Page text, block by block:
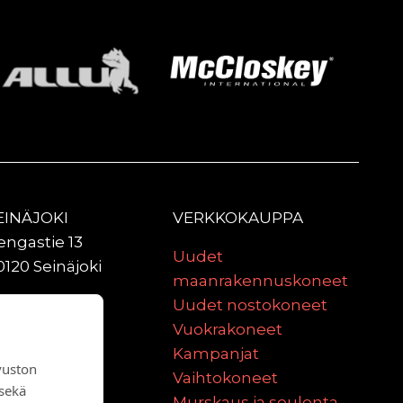
13
Seinäjoki
VERKKOKAUPPA
Uudet
maanrakennuskoneet
Uudet nostokoneet
Vuokrakoneet
Kampanjat
Vaihtokoneet